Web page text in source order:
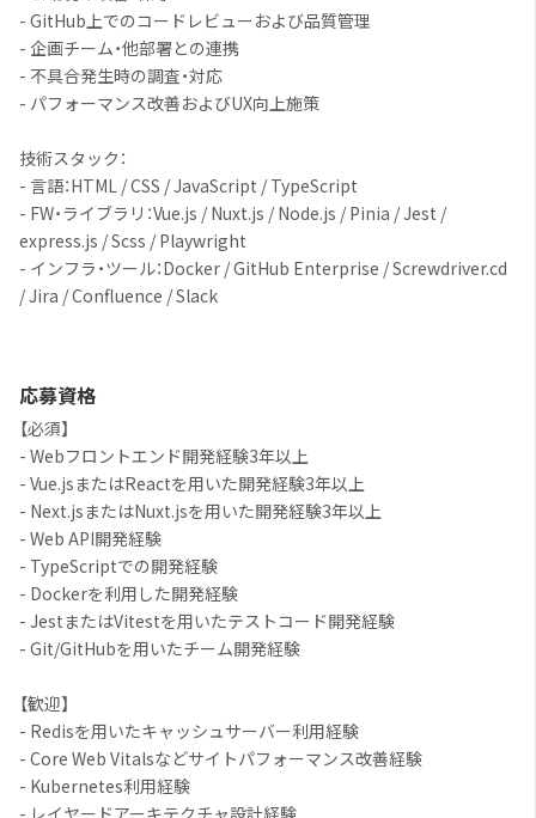
- GitHub上でのコードレビューおよび品質管理
- 企画チーム・他部署との連携
- 不具合発生時の調査・対応
- パフォーマンス改善およびUX向上施策
技術スタック：
- 言語：HTML / CSS / JavaScript / TypeScript
- FW・ライブラリ：Vue.js / Nuxt.js / Node.js / Pinia / Jest /
express.js / Scss / Playwright
- インフラ・ツール：Docker / GitHub Enterprise / Screwdriver.cd
/ Jira / Confluence / Slack
応募資格
【必須】
- Webフロントエンド開発経験3年以上
- Vue.jsまたはReactを用いた開発経験3年以上
- Next.jsまたはNuxt.jsを用いた開発経験3年以上
- Web API開発経験
- TypeScriptでの開発経験
- Dockerを利用した開発経験
- JestまたはVitestを用いたテストコード開発経験
- Git/GitHubを用いたチーム開発経験
【歓迎】
- Redisを用いたキャッシュサーバー利用経験
- Core Web Vitalsなどサイトパフォーマンス改善経験
- Kubernetes利用経験
- レイヤードアーキテクチャ設計経験